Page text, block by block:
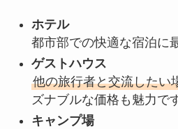
ホテル
都市部での快適な宿泊に
ゲストハウス
他の旅行者と交流したい
ズナブルな価格も魅力で
キャンプ場